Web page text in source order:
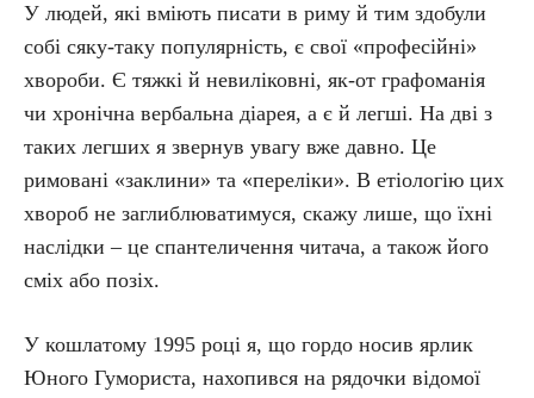
У людей, які вміють писати в риму й тим здобули
собі сяку-таку популярність, є свої «професійні»
хвороби. Є тяжкі й невиліковні, як-от графоманія
чи хронічна вербальна діарея, а є й легші. На дві з
таких легших я звернув увагу вже давно. Це
римовані «заклини» та «переліки». В етіологію цих
хвороб не заглиблюватимуся, скажу лише, що їхні
наслідки – це спантеличення читача, а також його
сміх або позіх.
У кошлатому 1995 році я, що гордо носив ярлик
Юного Гумориста, нахопився на рядочки відомої